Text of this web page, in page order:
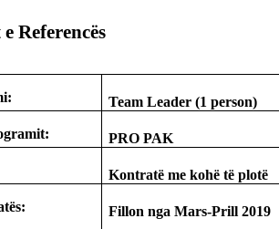
Referencës
Team Leader (1 person)
PRO PAK
Kontratë me kohë të plotë
Fillon nga Mars-Prill 2019